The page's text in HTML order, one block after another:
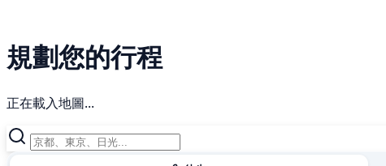
規劃您的行程
正在載入地圖...